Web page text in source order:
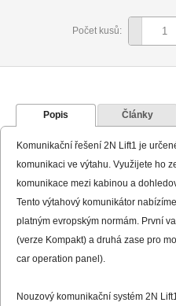
Počet kusů:
Popis Články
Komunikační řešení 2N Lift1 je
komunikaci ve výtahu. Využijete ho
komunikace mezi kabinou a
Tento výtahový komunikátor
platným evropským normám. První
(verze Kompakt) a druhá zase pro
car operation panel).
Nouzový komunikační systém 2N